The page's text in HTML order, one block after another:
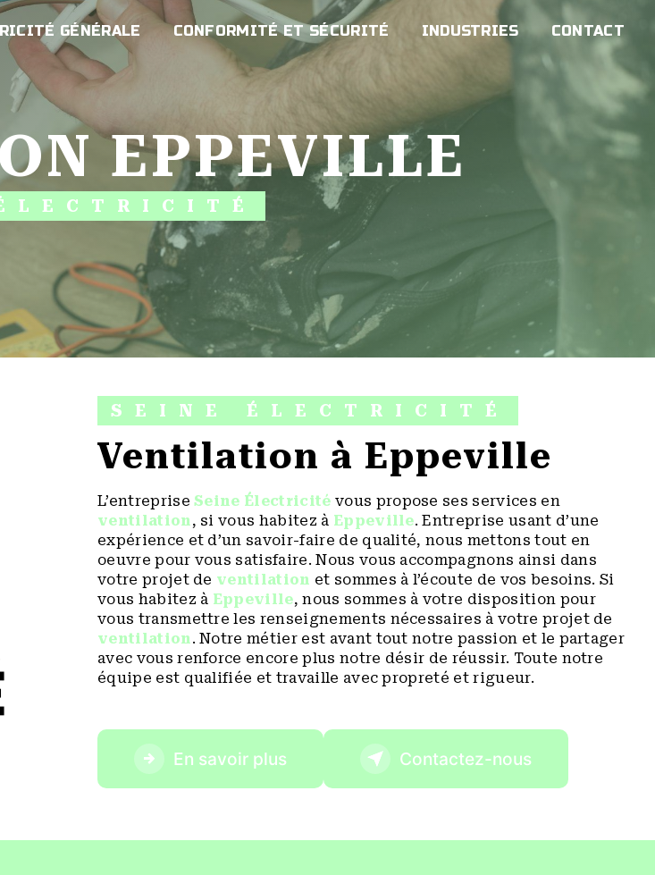
GÉNÉRALE CONFORMITÉ ET SÉCURITÉ INDUSTRIES CONTACT
EPPEVILLE
SEINE ÉLECTRICITÉ
ventilation à Eppeville
L’entrepriseSeine Électricité vous propose ses services en
ventilation, si vous habitez à Eppeville. Entreprise usant d’une
expérience et d’un savoir-faire de qualité, nous mettons tout en
oeuvre pour vous satisfaire. Nous vous accompagnons ainsi dans
votre projet de ventilation et sommes à l’écoute de vos besoins. Si
vous habitez à Eppeville, nous sommes à votre disposition pour
vous transmettre les renseignements nécessaires à votre projet de
ventilation. Notre métier est avant tout notre passion et le partager
avec vous renforce encore plus notre désir de réussir. Toute notre
équipe est qualifiée et travaille avec propreté et rigueur.
En savoir plus Contactez-nous